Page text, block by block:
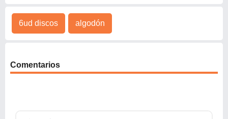
6ud discos algodón
Comentarios